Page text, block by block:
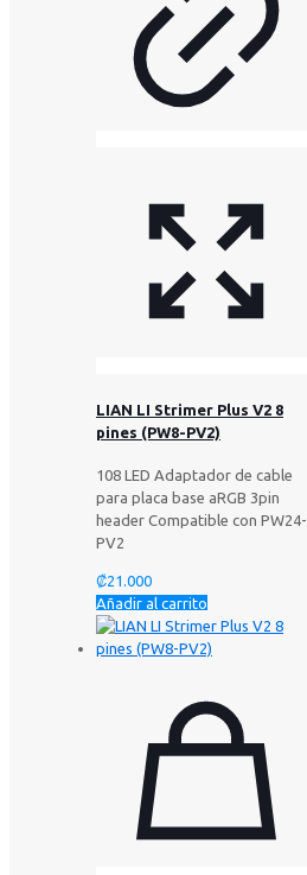
LIAN LI Strimer Plus V2 8
pines (PW8-PV2)
108 LED Adaptador de cable
para placa base aRGB 3pin
header Compatible con PW24-
PV2
₡21.000
Añadir al carrito